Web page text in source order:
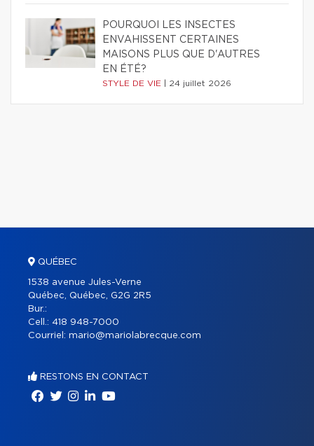
POURQUOI LES INSECTES
ENVAHISSENT CERTAINES
MAISONS PLUS QUE D'AUTRES
EN ÉTÉ?
STYLE DE VIE 24 juillet 2026
QUÉBEC
1538 avenue Jules-Verne
Québec, Québec, G2G 2R5
Bur.:
Cell.: 418 948-7000
Courriel: mario@mariolabrecque.com
RESTONS EN CONTACT